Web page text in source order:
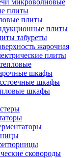
микроволновые
плиты
плиты
плиты
табуреты
жарочная
плиты
шкафы
шкафы
шкафы
сковороды